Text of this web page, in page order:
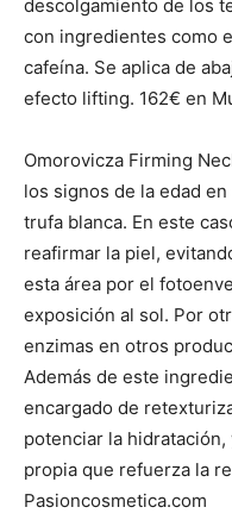
descolgamiento de los
con ingredientes como
cafeína. Se aplica de
efecto lifting. 162€ en
Omorovicza Firming
los signos de la edad
trufa blanca. En este
reafirmar la piel,
esta área por el
exposición al sol. Por
enzimas en otros
Además de este
encargado de
potenciar la
propia que refuerza la
Pasioncosmetica.com